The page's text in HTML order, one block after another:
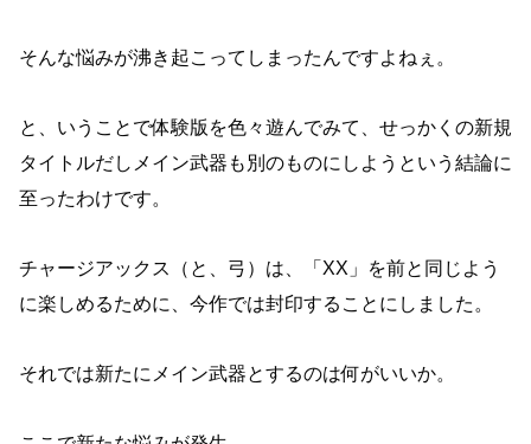
そんな悩みが沸き起こってしまったんですよねぇ。
と、いうことで体験版を色々遊んでみて、せっかくの新規
タイトルだしメイン武器も別のものにしようという結論に
至ったわけです。
チャージアックス（と、弓）は、「XX」を前と同じよう
に楽しめるために、今作では封印することにしました。
それでは新たにメイン武器とするのは何がいいか。